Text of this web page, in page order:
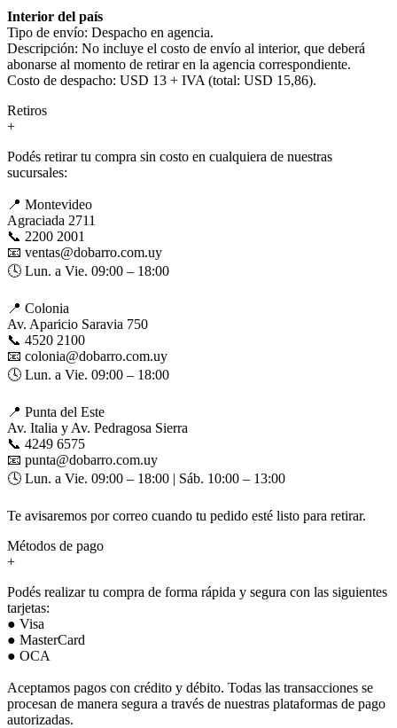
Interior del país
Tipo de envío: Despacho en agencia.
Descripción: No incluye el costo de envío al interior, que deberá
abonarse al momento de retirar en la agencia correspondiente.
Costo de despacho: USD 13 + IVA (total: USD 15,86).
Retiros
+
Podés retirar tu compra sin costo en cualquiera de nuestras
sucursales:
📍 Montevideo
Agraciada 2711
📞 2200 2001
📧 ventas@dobarro.com.uy
🕓 Lun. a Vie. 09:00 – 18:00
📍 Colonia
Av. Aparicio Saravia 750
📞 4520 2100
📧 colonia@dobarro.com.uy
🕓 Lun. a Vie. 09:00 – 18:00
📍 Punta del Este
Av. Italia y Av. Pedragosa Sierra
📞 4249 6575
📧 punta@dobarro.com.uy
🕓 Lun. a Vie. 09:00 – 18:00 | Sáb. 10:00 – 13:00
Te avisaremos por correo cuando tu pedido esté listo para retirar.
Métodos de pago
+
Podés realizar tu compra de forma rápida y segura con las siguientes
tarjetas:
● Visa
● MasterCard
● OCA
Aceptamos pagos con crédito y débito. Todas las transacciones se
procesan de manera segura a través de nuestras plataformas de pago
autorizadas.